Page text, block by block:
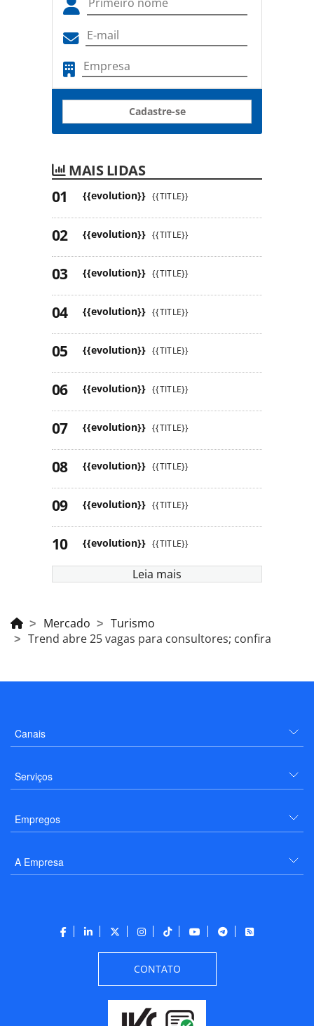
Cadastre-se
MAIS LIDAS
{{evolution}} {{TITLE}}
{{evolution}} {{TITLE}}
{{evolution}} {{TITLE}}
{{evolution}} {{TITLE}}
{{evolution}} {{TITLE}}
{{evolution}} {{TITLE}}
{{evolution}} {{TITLE}}
{{evolution}} {{TITLE}}
{{evolution}} {{TITLE}}
{{evolution}} {{TITLE}}
Leia mais
Mercado
Turismo
Trend abre 25 vagas para consultores; confira
Canais
Serviços
Empregos
A Empresa
CONTATO